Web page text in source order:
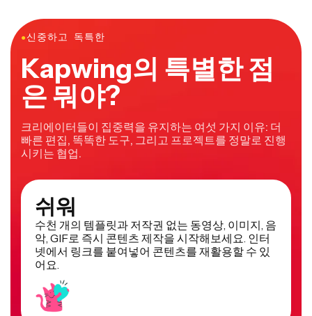
동 생성할 수 있어서 편집 워크플로우가 정말 빨라요.
●신중하고 독특한
Kapwing의 특별한 점
은 뭐야?
크리에이터들이 집중력을 유지하는 여섯 가지 이유: 더
빠른 편집, 똑똑한 도구, 그리고 프로젝트를 정말로 진행
시키는 협업.
쉬워
수천 개의 템플릿과 저작권 없는 동영상, 이미지, 음
악, GIF로 즉시 콘텐츠 제작을 시작해보세요. 인터
넷에서 링크를 붙여넣어 콘텐츠를 재활용할 수 있
어요.